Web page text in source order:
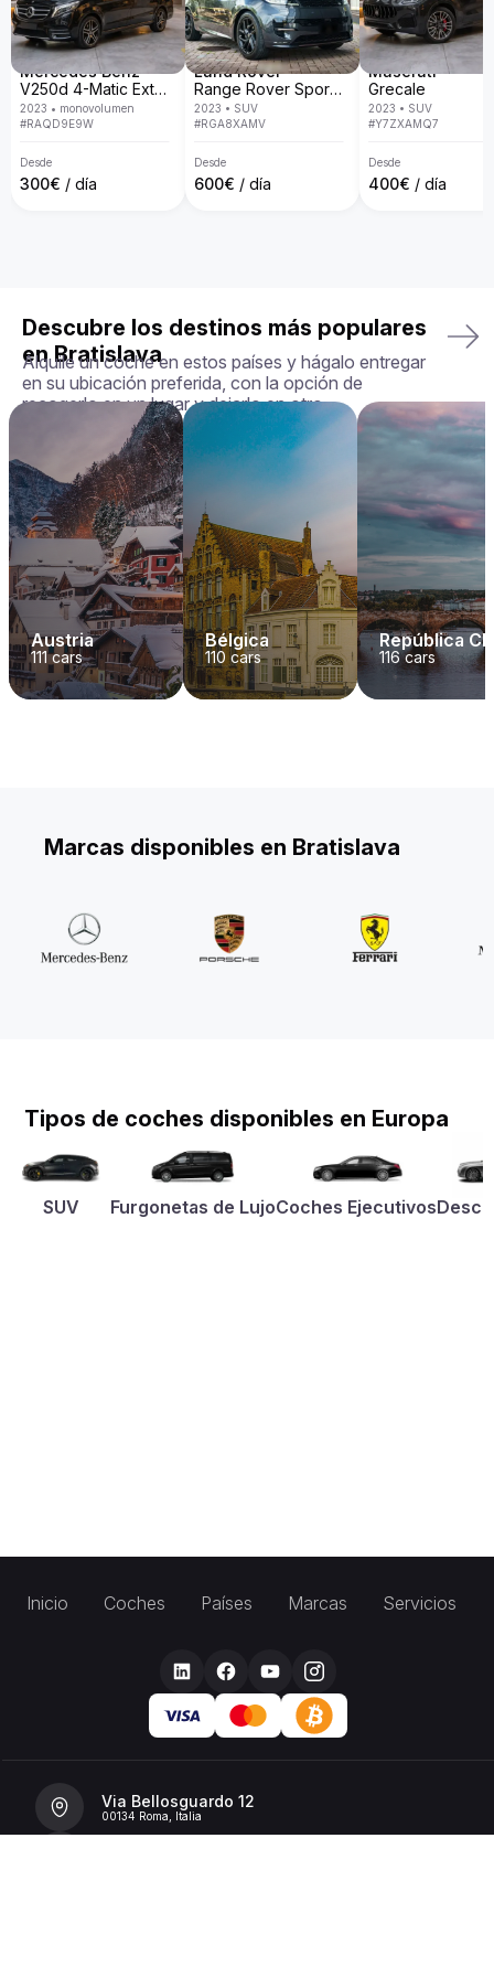
personalizado, entrega a domicilio, políticas transparentes y
la garantía de que recibirás exactamente el vehículo que
elegiste en perfectas condiciones. Nos aseguramos de que
tu experiencia de alquiler sea fluida, placentera y adaptada a
tus necesidades.
Tu viaje perfecto te espera. ¡Reserva tu Aston Martin Rapide
hoy mismo!
Mercedes Benz
V250d 4-Matic Extra Long
2023 • monovolumen
#RAQD9E9W
Desde
300€ / día
Land Rover
Range Rover Sport D300 R-Dynamic SE
2023 • SUV
#RGA8XAMV
Desde
600€ / día
Maserati
Grecale
2023 • SUV
#Y7ZXAMQ7
Desde
400€ / día
Descubre los destinos más populares
en Bratislava
Alquile un coche en estos países y hágalo entregar
en su ubicación preferida, con la opción de
recogerlo en un lugar y dejarlo en otro.
Austria
111cars
Bélgica
110 cars
República
116cars
Marcas disponibles en Bratislava
Tipos de coches disponibles en Europa
SUV Furgonetas de LujoCoches Ejecutivos
Inicio Coches Países Marcas Servicios
Via Bellosguardo 12
00134 Roma, Italia